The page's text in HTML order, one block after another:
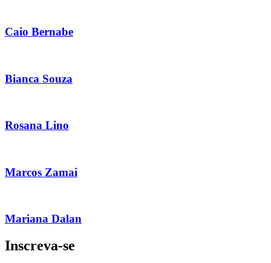
Caio Bernabe
Bianca Souza
Rosana Lino
Marcos Zamai
Mariana Dalan
Inscreva-se